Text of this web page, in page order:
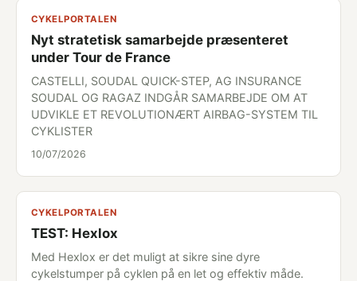
CYKELPORTALEN
Nyt stratetisk samarbejde præsenteret
under Tour de France
CASTELLI, SOUDAL QUICK-STEP, AG INSURANCE
SOUDAL OG RAGAZ INDGÅR SAMARBEJDE OM AT
UDVIKLE ET REVOLUTIONÆRT AIRBAG-SYSTEM TIL
CYKLISTER
10/07/2026
CYKELPORTALEN
TEST: Hexlox
Med Hexlox er det muligt at sikre sine dyre
cykelstumper på cyklen på en let og effektiv måde.